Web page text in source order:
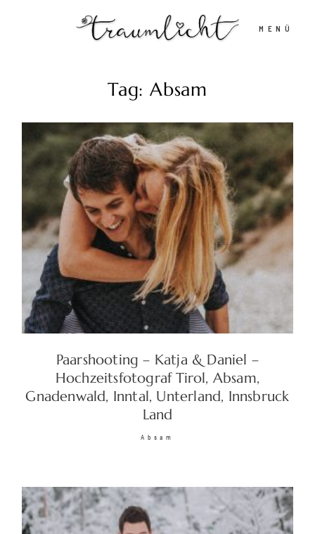
MENÜ
Tag: Absam
Paarshooting – Katja & Daniel –
Hochzeitsfotograf Tirol, Absam,
Gnadenwald, Inntal, Unterland, Innsbruck
Land
Absam
Portfolio
Stories
Kontakt
© 2026 Christoph Graus |
Impressum/Datenschutz/AGB|
| +43 (0)677 620 327 74 |
traumlichtfoto@gmail.com